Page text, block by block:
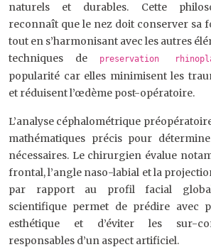
naturels et durables. Cette
reconnaît que le nez doit conserver sa
tout en s’harmonisant avec les autres
techniques de
preservation
popularité car elles minimisent les
et réduisent l’œdème post-opératoire.
L’analyse céphalométrique
mathématiques précis pour
nécessaires. Le chirurgien évalue
frontal, l’angle naso-labial et la
par rapport au profil facial
scientifique permet de prédire avec
esthétique et d’éviter les sur-
responsables d’un aspect artificiel.